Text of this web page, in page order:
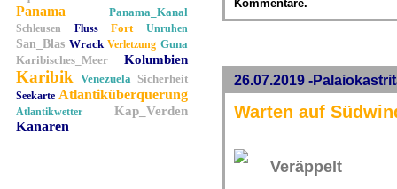
Panama Panama_Kanal
Schleusen Fluss Fort Unruhen
San_Blas Wrack Verletzung Guna
Karibisches_Meer
Kolumbien
Karibik Venezuela Sicherheit
Seekarte Atlantiküberquerung
Atlantikwetter Kap_Verden
Kanaren
Kommentare.
26.07.2019 -
Warten auf
Veräppelt